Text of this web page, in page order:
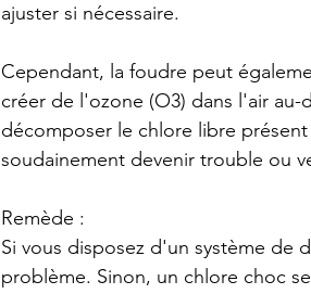
ajuster si nécessaire.
Cependant, la foudre peut
créer de l'ozone (O3) dans l'air
décomposer le chlore libre
soudainement devenir trouble ou
Remède :
Si vous disposez d'un système de
problème. Sinon, un chlore choc